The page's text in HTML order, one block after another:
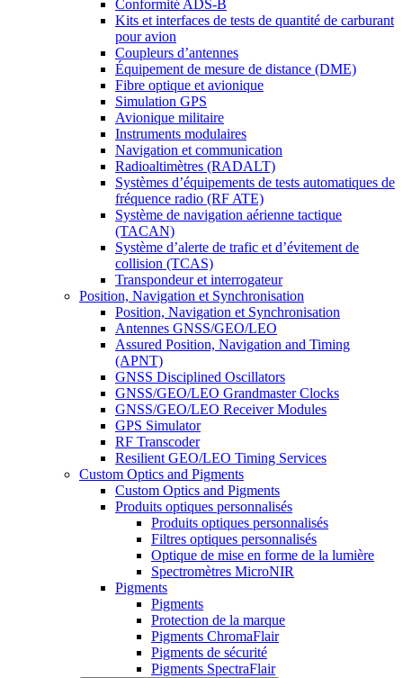
Conformité ADS-B
Kits et interfaces de tests de quantité de carburant
pour avion
Coupleurs d’antennes
Équipement de mesure de distance (DME)
Fibre optique et avionique
Simulation GPS
Avionique militaire
Instruments modulaires
Navigation et communication
Radioaltimètres (RADALT)
Systèmes d’équipements de tests automatiques de
fréquence radio (RF ATE)
Système de navigation aérienne tactique
(TACAN)
Système d’alerte de trafic et d’évitement de
collision (TCAS)
Transpondeur et interrogateur
Position, Navigation et Synchronisation
Position, Navigation et Synchronisation
Antennes GNSS/GEO/LEO
Assured Position, Navigation and Timing
(APNT)
GNSS Disciplined Oscillators
GNSS/GEO/LEO Grandmaster Clocks
GNSS/GEO/LEO Receiver Modules
GPS Simulator
RF Transcoder
Resilient GEO/LEO Timing Services
Custom Optics and Pigments
Custom Optics and Pigments
Produits optiques personnalisés
Produits optiques personnalisés
Filtres optiques personnalisés
Optique de mise en forme de la lumière
Spectromètres MicroNIR
Pigments
Pigments
Protection de la marque
Pigments ChromaFlair
Pigments de sécurité
Pigments SpectraFlair